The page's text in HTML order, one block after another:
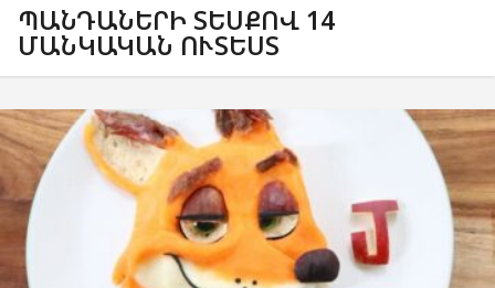
ՊԱՆԴԱՆԵՐԻ ՏԵՍՔՈՎ 14
ՄԱՆԿԱԿԱՆ ՈՒՏԵՍՏ